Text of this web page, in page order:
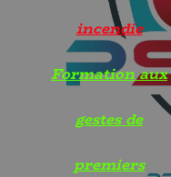
incendie
Formation aux
gestes de
premiers